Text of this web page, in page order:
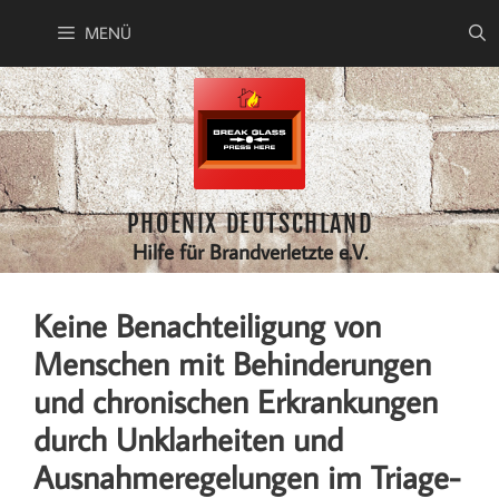
springen
MENÜ
PHOENIX DEUTSCHLAND
Hilfe für Brandverletzte e.V.
Keine Benachteiligung von
Menschen mit Behinderungen
und chronischen Erkrankungen
durch Unklarheiten und
Ausnahmeregelungen im Triage-